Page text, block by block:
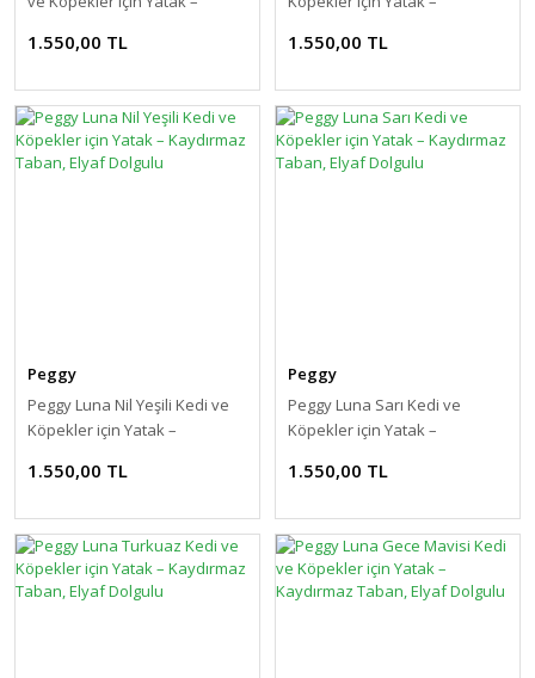
Taban
1.550,00 TL
Dolgulu
1.550,00 TL
Peggy
Peggy Luna Nil Yeşili Kedi ve
Köpekler için Yatak –
Dolgulu
1.550,00 TL
Peggy
Peggy Luna Sarı Kedi ve
Köpekler için Yatak –
Dolgulu
1.550,00 TL